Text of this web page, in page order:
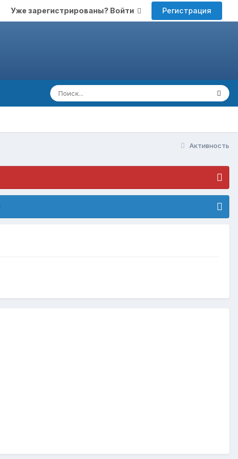
Уже зарегистрированы? Войти Регистрация
Активность